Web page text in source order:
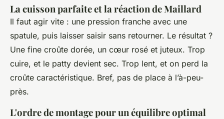
La cuisson parfaite et la réaction de Maillard
Il faut agir vite : une pression franche avec une
spatule, puis laisser saisir sans retourner. Le résultat ?
Une fine croûte dorée, un cœur rosé et juteux. Trop
cuire, et le patty devient sec. Trop lent, et on perd la
croûte caractéristique. Bref, pas de place à l’à-peu-
près.
L'ordre de montage pour un équilibre optimal